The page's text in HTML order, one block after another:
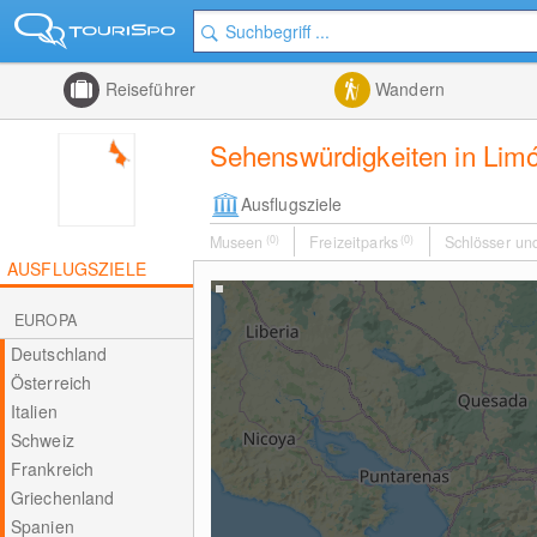
Reiseführer Wandern
Sehenswürdigkeiten in
Ausflugsziele
Museen (0) Freizeitparks (0) Schlösser
AUSFLUGSZIELE
EUROPA
Deutschland
Österreich
Italien
Schweiz
Frankreich
Griechenland
Spanien